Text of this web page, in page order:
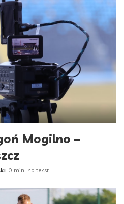
Mogilno –
0 min. na tekst